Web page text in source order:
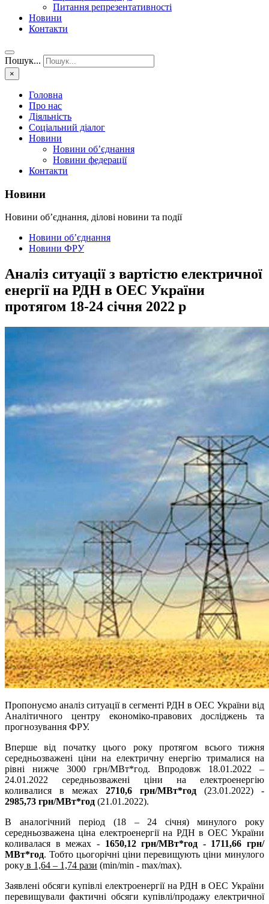
Питання репрезентативності
Новини
Контакти
Пошук...
×
Головна
Про нас
Діяльність
Соціальний діалог
Новини
Новини об’єднання
Новини федерації
Контакти
Новини
Новини об’єднання, ділові новини та події
Новини об’єднання
Новини ФРУ
Аналіз ситуації з вартістю електричної
енергії на РДН в ОЕС України
протягом 18-24 січня 2022 р
Пропонуємо аналіз ситуації в сегменті РДН в ОЕС України від
Аналітичного центру економіко-правових досліджень та
прогнозування ФРУ.
Вперше від початку цього року протягом всього тижня
середньозважені ціни на електричну енергію трималися на
рівні нижче 3000 грн/МВт*год. Впродовж 18.01.2022 –
24.01.2022 середньозважені ціни на електроенергію
коливалися в межах 2710,6 грн/МВт*год (23.01.2022) -
2985,73 грн/МВт*год (21.01.2022).
В аналогічний період (18 – 24 січня) минулого року
середньозважена ціна електроенергії на РДН в ОЕС України
коливалася в межах - 1650,12 грн/МВт*год - 1711,66 грн/
МВт*год. Тобто цьогорічні ціни перевищують ціни минулого
року в 1,64 – 1,74 рази (min/min - max/max).
Заявлені обсяги купівлі електроенергії на РДН в ОЕС України
перевищували фактичні обсяги купівлі/продажу електричної